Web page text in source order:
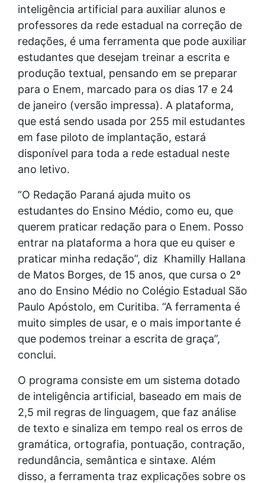
inteligência artificial para auxiliar alunos e
professores da rede estadual na correção de
redações, é uma ferramenta que pode auxiliar
estudantes que desejam treinar a escrita e
produção textual, pensando em se preparar
para o Enem, marcado para os dias 17 e 24
de janeiro (versão impressa). A plataforma,
que está sendo usada por 255 mil estudantes
em fase piloto de implantação, estará
disponível para toda a rede estadual neste
ano letivo.
“O Redação Paraná ajuda muito os
estudantes do Ensino Médio, como eu, que
querem praticar redação para o Enem. Posso
entrar na plataforma a hora que eu quiser e
praticar minha redação”, diz Khamilly Hallana
de Matos Borges, de 15 anos, que cursa o 2º
ano do Ensino Médio no Colégio Estadual São
Paulo Apóstolo, em Curitiba. “A ferramenta é
muito simples de usar, e o mais importante é
que podemos treinar a escrita de graça”,
conclui.
O programa consiste em um sistema dotado
de inteligência artificial, baseado em mais de
2,5 mil regras de linguagem, que faz análise
de texto e sinaliza em tempo real os erros de
gramática, ortografia, pontuação, contração,
redundância, semântica e sintaxe. Além
disso, a ferramenta traz explicações sobre os